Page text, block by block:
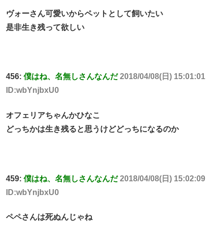
ヴォーさん可愛いからペットとして飼いたい
是非生き残って欲しい
456: 僕はね、名無しさんなんだ 2018/04/08(日) 15:01:01
ID:wbYnjbxU0
オフェリアちゃんかひなこ
どっちかは生き残ると思うけどどっちになるのか
459: 僕はね、名無しさんなんだ 2018/04/08(日) 15:02:09
ID:wbYnjbxU0
ペペさんは死ぬんじゃね